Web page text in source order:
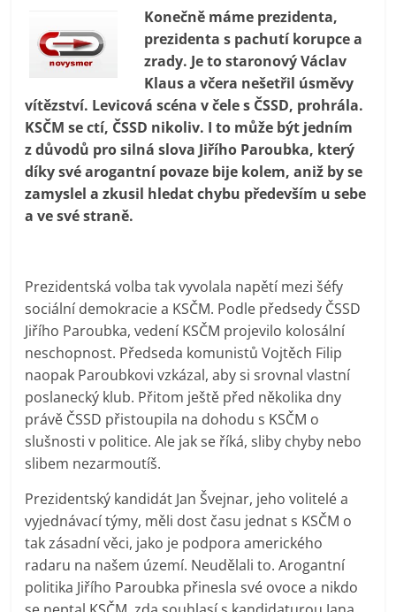
Konečně máme prezidenta,
prezidenta s pachutí korupce a
zrady. Je to staronový Václav
Klaus a včera nešetřil úsměvy
vítězství. Levicová scéna v čele s ČSSD, prohrála.
KSČM se ctí, ČSSD nikoliv. I to může být jedním
z důvodů pro silná slova Jiřího Paroubka, který
díky své arogantní povaze bije kolem, aniž by se
zamyslel a zkusil hledat chybu především u sebe
a ve své straně.
Prezidentská volba tak vyvolala napětí mezi šéfy
sociální demokracie a KSČM. Podle předsedy ČSSD
Jiřího Paroubka, vedení KSČM projevilo kolosální
neschopnost. Předseda komunistů Vojtěch Filip
naopak Paroubkovi vzkázal, aby si srovnal vlastní
poslanecký klub. Přitom ještě před několika dny
právě ČSSD přistoupila na dohodu s KSČM o
slušnosti v politice. Ale jak se říká, sliby chyby nebo
slibem nezarmoutíš.
Prezidentský kandidát Jan Švejnar, jeho volitelé a
vyjednávací týmy, měli dost času jednat s KSČM o
tak zásadní věci, jako je podpora amerického
radaru na našem území. Neudělali to. Arogantní
politika Jiřího Paroubka přinesla své ovoce a nikdo